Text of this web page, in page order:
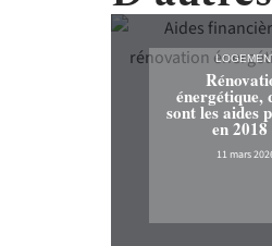
énergétique,
sont les aides
en 2018
11 mars